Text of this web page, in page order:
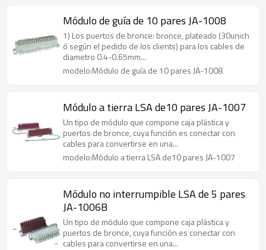
Módulo de guía de 10 pares JA-1008
1) Los puertos de bronce: bronce, plateado (30unich
ó según el pedido de los clients) para los cables de
diametro 0.4-0.65mm...
modelo:Módulo de guía de 10 pares JA-1008
Módulo a tierra LSA de10 pares JA-1007
Un tipo de módulo que compone caja plástica y
puertos de bronce, cuya función es conectar con
cables para convertirse en una...
modelo:Módulo a tierra LSA de10 pares JA-1007
Módulo no interrumpible LSA de 5 pares
JA-1006B
Un tipo de módulo que compone caja plástica y
puertos de bronce, cuya función es conectar con
cables para convertirse en una...